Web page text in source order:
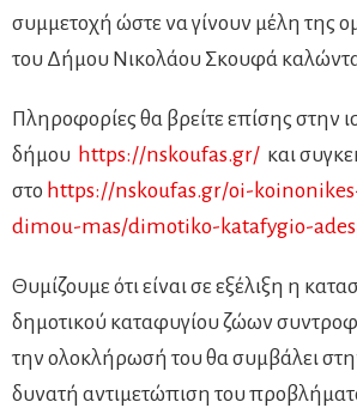
συμμετοχή ώστε να γίνουν μέλη της
του Δήμου Νικολάου Σκουφά
Πληροφορίες θα βρείτε επίσης στην
δήμου https://nskoufas.gr/ και
στο https://nskoufas.gr/oi-
dimou-mas/dimotiko-katafygio-
Θυμίζουμε ότι είναι σε εξέλιξη η
δημοτικού καταφυγίου ζώων
την ολοκλήρωσή του θα συμβάλει
δυνατή αντιμετώπιση του